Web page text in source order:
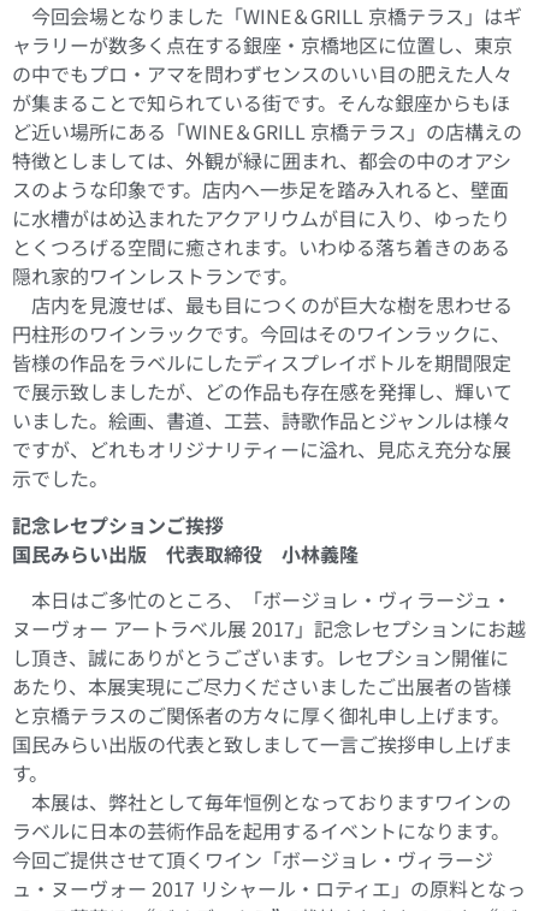
今回会場となりました「WINE＆GRILL 京橋テラス」はギ
ャラリーが数多く点在する銀座・京橋地区に位置し、東京
の中でもプロ・アマを問わずセンスのいい目の肥えた人々
が集まることで知られている街です。そんな銀座からもほ
ど近い場所にある「WINE＆GRILL 京橋テラス」の店構えの
特徴としましては、外観が緑に囲まれ、都会の中のオアシ
スのような印象です。店内へ一歩足を踏み入れると、壁面
に水槽がはめ込まれたアクアリウムが目に入り、ゆったり
とくつろげる空間に癒されます。いわゆる落ち着きのある
隠れ家的ワインレストランです。
店内を見渡せば、最も目につくのが巨大な樹を思わせる
円柱形のワインラックです。今回はそのワインラックに、
皆様の作品をラベルにしたディスプレイボトルを期間限定
で展示致しましたが、どの作品も存在感を発揮し、輝いて
いました。絵画、書道、工芸、詩歌作品とジャンルは様々
ですが、どれもオリジナリティーに溢れ、見応え充分な展
示でした。
記念レセプションご挨拶
国民みらい出版 代表取締役 小林義隆
本日はご多忙のところ、「ボージョレ・ヴィラージュ・
ヌーヴォー アートラベル展 2017」記念レセプションにお越
し頂き、誠にありがとうございます。レセプション開催に
あたり、本展実現にご尽力くださいましたご出展者の皆様
と京橋テラスのご関係者の方々に厚く御礼申し上げます。
国民みらい出版の代表と致しまして一言ご挨拶申し上げま
す。
本展は、弊社として毎年恒例となっておりますワインの
ラベルに日本の芸術作品を起用するイベントになります。
今回ご提供させて頂くワイン「ボージョレ・ヴィラージ
ュ・ヌーヴォー 2017 リシャール・ロティエ」の原料となっ